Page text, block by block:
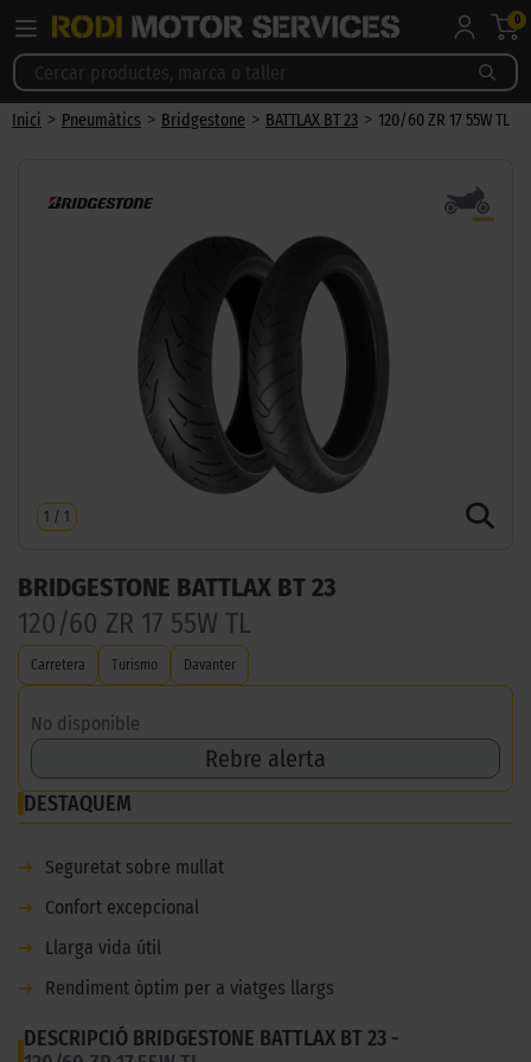
0
Inici > Pneumàtics > Bridgestone > BATTLAX BT 23 > 120/60 ZR 17 55W TL
1 / 1
BRIDGESTONE BATTLAX BT 23
120/60 ZR 17 55W TL
Carretera Turismo Davanter
No disponible
Rebre alerta
DESTAQUEM
➜
Seguretat sobre mullat
➜
Confort excepcional
➜
Llarga vida útil
➜
Rendiment òptim per a viatges llargs
DESCRIPCIÓ BRIDGESTONE BATTLAX BT 23 -